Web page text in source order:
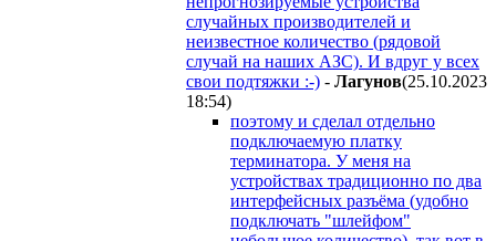
случайных производителей и
неизвестное количество (рядовой
случай на наших АЗС). И вдруг у всех
свои подтяжки :-) - Лaгyнoв(25.10.2023
18:54)
поэтому и сделал отдельно
подключаемую платку
терминатора. У меня на
устройствах традиционно по два
интерфейсных разъёма (удобно
подключать "шлейфом"